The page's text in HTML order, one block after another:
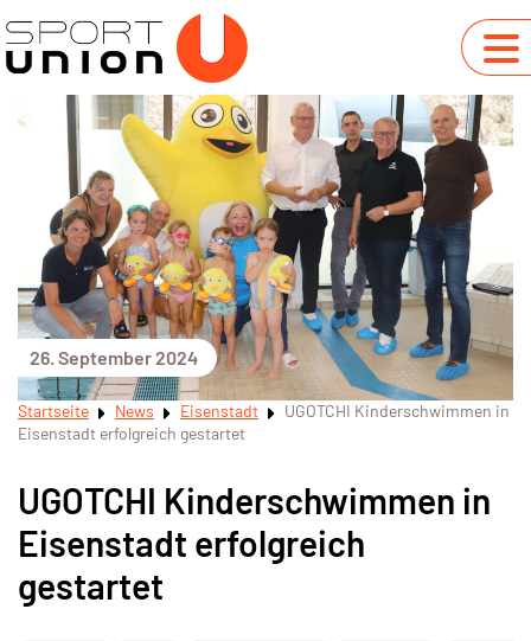
26. September 2024
Startseite News Eisenstadt
UGOTCHI Kinderschwimmen in
Eisenstadt erfolgreich gestartet
UGOTCHI Kinderschwimmen in
Eisenstadt erfolgreich
gestartet